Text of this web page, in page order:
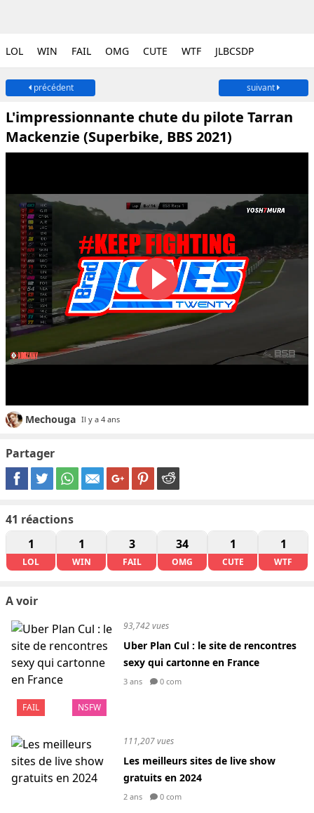
LOL WIN FAIL OMG CUTE WTF JLBCSDP
précédent suivant
L'impressionnante chute du pilote Tarran
Mackenzie (Superbike, BBS 2021)
Mechouga Il y a 4 ans
Partager
41 réactions
1
LOL
1
WIN
3
FAIL
34
OMG
1
CUTE
1
WTF
A voir
FAIL NSFW
93,742 vues
Uber Plan Cul : le site de rencontres
sexy qui cartonne en France
3 ans 0 com
111,207 vues
Les meilleurs sites de live show
gratuits en 2024
2 ans 0 com